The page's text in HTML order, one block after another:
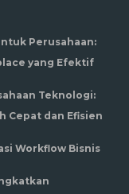
Perusahaan:
yang Efektif
Teknologi:
Cepat dan Efisien
Workflow Bisnis